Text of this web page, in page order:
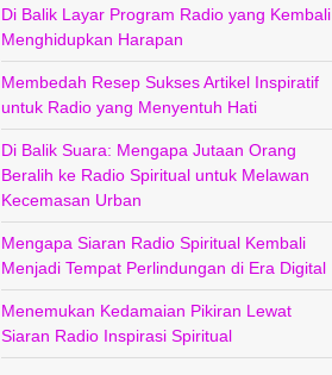
Di Balik Layar Program Radio yang Kembali
Menghidupkan Harapan
Membedah Resep Sukses Artikel Inspiratif
untuk Radio yang Menyentuh Hati
Di Balik Suara: Mengapa Jutaan Orang
Beralih ke Radio Spiritual untuk Melawan
Kecemasan Urban
Mengapa Siaran Radio Spiritual Kembali
Menjadi Tempat Perlindungan di Era Digital
Menemukan Kedamaian Pikiran Lewat
Siaran Radio Inspirasi Spiritual